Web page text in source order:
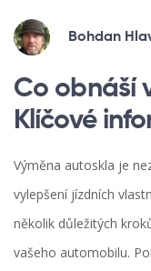
Bohdan
Co obnáší
Klíčové
Výměna autoskla je
vylepšení jízdních
několik důležitých
vašeho automobilu.